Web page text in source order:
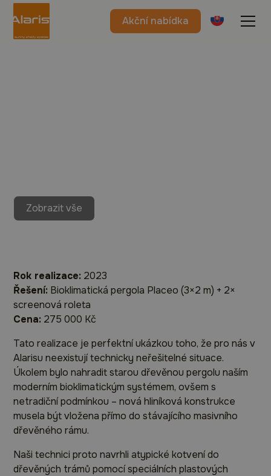
Akční nabídka
Zobrazit vše
Rok realizace: 2023
Řešení: Bioklimatická pergola Placeo (3×2 m) + 2×
screenová roleta
Cena: 275 000 Kč
Tato realizace je perfektní ukázkou toho, že pro nás v
Alarisu neexistují technicky neřešitelné situace.
Úkolem bylo nahradit starou dřevěnou pergolu naším
moderním bioklimatickým systémem, ovšem s
netradiční podmínkou – nová hliníková konstrukce
musela být vložena přímo do stávajícího masivního
dřevěného rámu.
Naši technici proto navrhli atypické kotvení do
dřevěných trámů pomocí speciálních plastových